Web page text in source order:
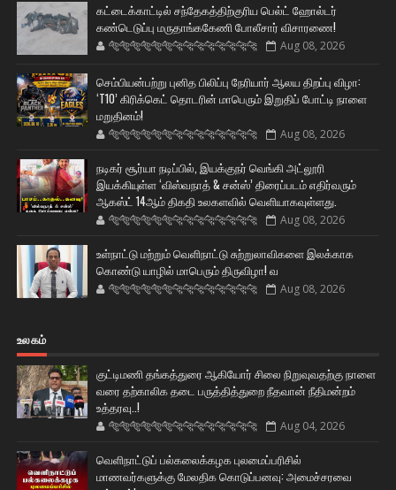
கட்டைக்காட்டில் சந்தேகத்திற்குரிய பெல்ட் ஹோல்டர்
கண்டெடுப்பு மருதாங்ககேணி போலீசார் விசாரணை!
🐅🐅🐅🐅🐅🐅🐆🐆🐆🐆🐆🐆🐆🐆 Aug 08, 2026
செம்பியன்பற்று புனித பிலிப்பு நேரியார் ஆலய திறப்பு விழா:
‘T10’ கிரிக்கெட் தொடரின் மாபெரும் இறுதிப் போட்டி நாளை
மறுதினம்!
🐅🐅🐅🐅🐅🐅🐆🐆🐆🐆🐆🐆🐆🐆 Aug 08, 2026
நடிகர் சூர்யா நடிப்பில், இயக்குநர் வெங்கி அட்லூரி
இயக்கியுள்ள ‘விஸ்வநாத் & சன்ஸ்’ திரைப்படம் எதிர்வரும்
ஆகஸ்ட் 14ஆம் திகதி உலகளவில் வெளியாகவுள்ளது.
🐅🐅🐅🐅🐅🐅🐆🐆🐆🐆🐆🐆🐆🐆 Aug 08, 2026
உள்நாட்டு மற்றும் வெளிநாட்டு சுற்றுலாவிகளை இலக்காக
கொண்டு யாழில் மாபெரும் திருவிழா! வ
🐅🐅🐅🐅🐅🐅🐆🐆🐆🐆🐆🐆🐆🐆 Aug 08, 2026
உலகம்
குட்டிமணி தங்கத்துரை ஆகியோர் சிலை நிறுவுவதற்கு நாளை
வரை தற்காலிக தடை பருத்தித்துறை நீதவான் நீதிமன்றம்
உத்தரவு..!
🐅🐅🐅🐅🐅🐅🐆🐆🐆🐆🐆🐆🐆🐆 Aug 04, 2026
வெளிநாட்டுப் பல்கலைக்கழக புலமைப்பரிசில்
மாணவர்களுக்கு மேலதிக கொடுப்பனவு: அமைச்சரவை